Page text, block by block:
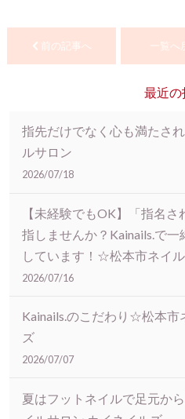
前の記事へ 一覧へ
最近の
指先だけでなく心も満たさ
ルサロン
2026/07/18
【未経験でもOK】「指名
指しませんか？Kainails.で
しています！☆松本市ネイ
2026/07/16
Kainails.のこだわり☆松本市
ズ
2026/07/07
夏はフットネイルで足元か